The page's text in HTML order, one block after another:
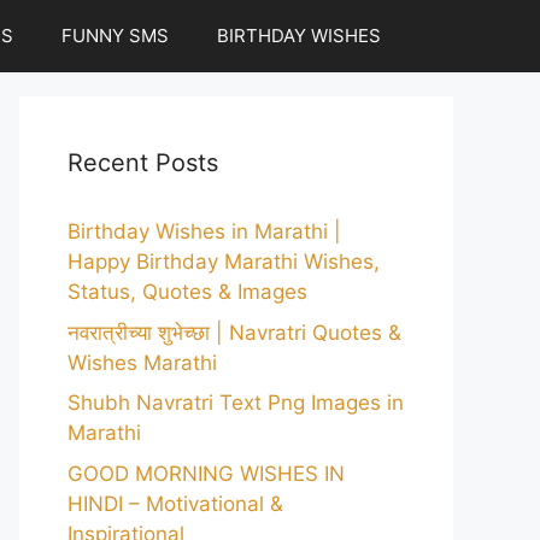
FUNNY SMS BIRTHDAY WISHES
Recent Posts
Birthday Wishes in Marathi |
Happy Birthday Marathi Wishes,
Status, Quotes & Images
नवरात्रीच्या शुभेच्छा | Navratri Quotes &
Wishes Marathi
Shubh Navratri Text Png Images in
Marathi
GOOD MORNING WISHES IN
HINDI – Motivational &
Inspirational